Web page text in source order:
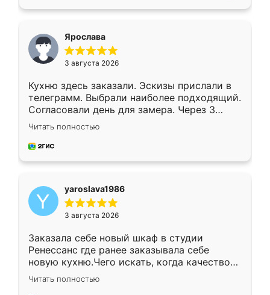
Ярослава
3 августа 2026
Кухню здесь заказали. Эскизы прислали в
телеграмм. Выбрали наиболее подходящий.
Согласовали день для замера. Через 3
недели кухня была уже готова. Остались
довольны работой. Спасибо Ренессанс
мебель за качественную работу!
Читать полностью
yaroslava1986
3 августа 2026
Заказала себе новый шкаф в студии
Ренессанс где ранее заказывала себе
новую кухню.Чего искать, когда качеством
вполне довольна. Служит кухня уже почти
два года, нареканий нет.
Читать полностью